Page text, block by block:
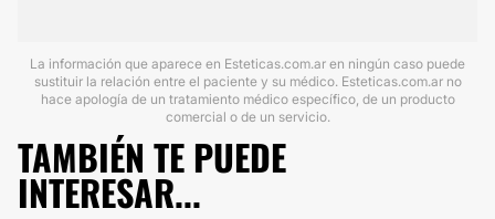
La información que aparece en Esteticas.com.ar en ningún caso puede
sustituir la relación entre el paciente y su médico. Esteticas.com.ar no
hace apología de un tratamiento médico específico, de un producto
comercial o de un servicio.
TAMBIÉN TE PUEDE
INTERESAR...